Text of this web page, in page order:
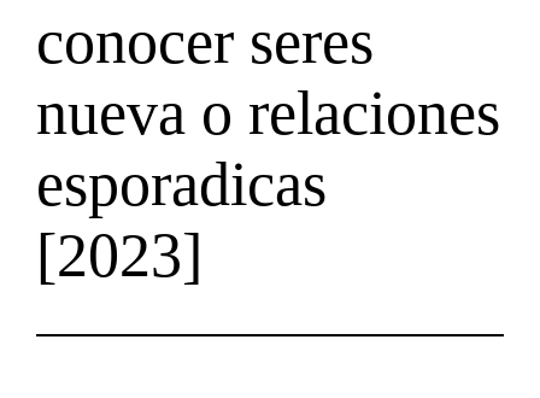
conocer seres
nueva o relaciones
esporadicas
[2023]